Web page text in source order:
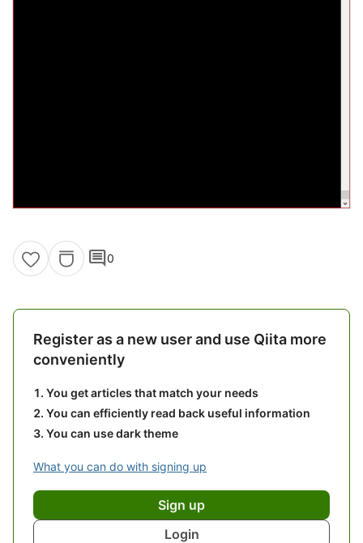
comment0
Register as a new user and use Qiita more
conveniently
You get articles that match your needs
You can efficiently read back useful information
You can use dark theme
What you can do with signing up
Sign up
Login